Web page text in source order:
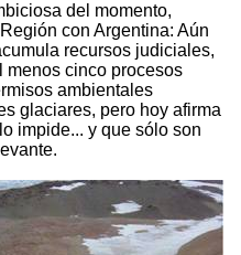
del momento,
con Argentina: Aún
recursos judiciales,
menos cinco procesos
ambientales
glaciares, pero hoy afirma
impide... y que sólo son